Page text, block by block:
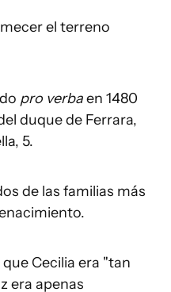
el terreno
pro verbaen 1480
duque de Ferrara,
5.
de las familias más
Cecilia era "tan
era apenas